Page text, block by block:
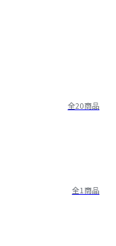
全20商品
全1商品